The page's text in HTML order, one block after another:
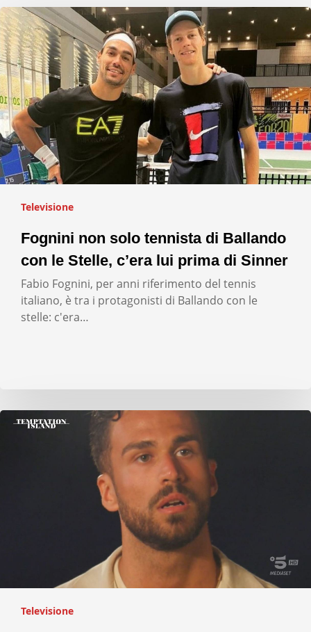
Televisione
Fognini non solo tennista di Ballando
con le Stelle, c’era lui prima di Sinner
Fabio Fognini, per anni riferimento del tennis
italiano, è tra i protagonisti di Ballando con le
stelle: c'era…
Televisione